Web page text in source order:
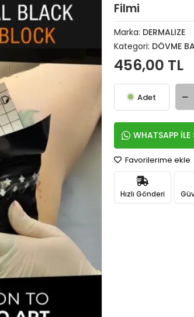
Filmi
Marka: DERMALIZE
Kategori: DÖVME
456,00 TL
Adet
WHATSAPP İLE
Favorilerime ekle
Hızlı Gönderi